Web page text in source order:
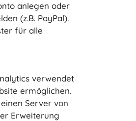
anlegen oder
(z.B. PayPal).
für alle
verwendet
ermöglichen.
Server von
Erweiterung